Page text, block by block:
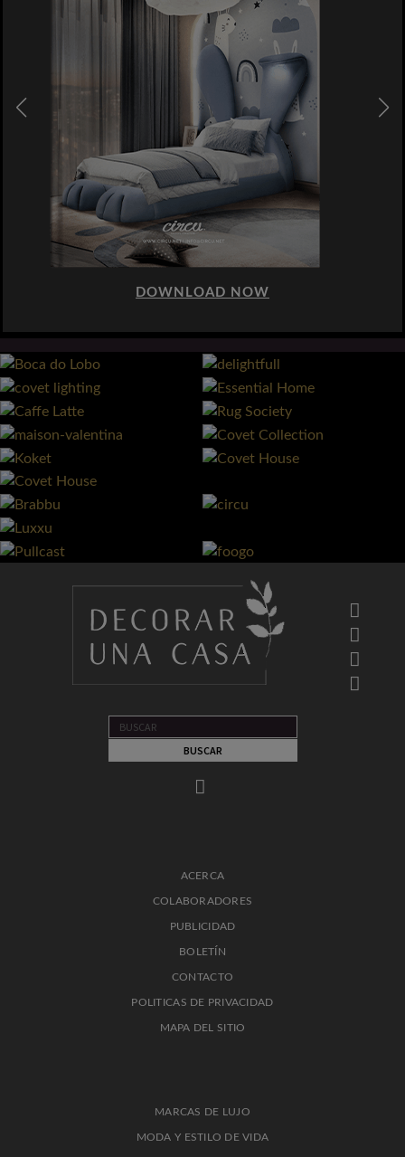
DOWNLOAD NOW
ACERCA
COLABORADORES
PUBLICIDAD
BOLETÍN
CONTACTO
POLITICAS DE PRIVACIDAD
MAPA DEL SITIO
MARCAS DE LUJO
MODA Y ESTILO DE VIDA